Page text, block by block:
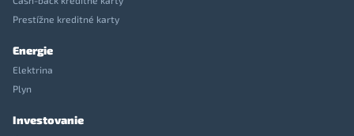
Prestížne kreditné karty
Energie
Elektrina
Plyn
Investovanie